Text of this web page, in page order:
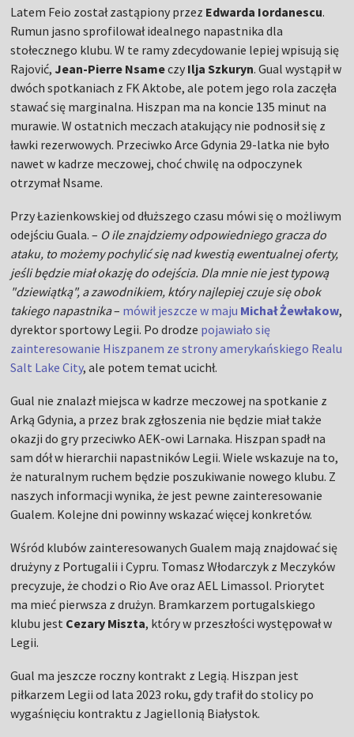
Latem Feio został zastąpiony przez Edwarda Iordanescu.
Rumun jasno sprofilował idealnego napastnika dla
stołecznego klubu. W te ramy zdecydowanie lepiej wpisują się
Rajović, Jean-Pierre Nsameczy Ilja Szkuryn. Gual wystąpił w
dwóch spotkaniach z FK Aktobe, ale potem jego rola zaczęła
stawać się marginalna. Hiszpan ma na koncie 135 minut na
murawie. W ostatnich meczach atakujący nie podnosił się z
ławki rezerwowych. Przeciwko Arce Gdynia 29-latka nie było
nawet w kadrze meczowej, choć chwilę na odpoczynek
otrzymał Nsame.
Przy Łazienkowskiej od dłuższego czasu mówi się o możliwym
odejściu Guala. – O ile znajdziemy odpowiedniego gracza do
ataku, to możemy pochylić się nad kwestią ewentualnej oferty,
jeśli będzie miał okazję do odejścia. Dla mnie nie jest typową
"dziewiątką", a zawodnikiem, który najlepiej czuje się obok
takiego napastnika– mówił jeszcze w maju Michał Żewłakow,
dyrektor sportowy Legii. Po drodze pojawiało się
zainteresowanie Hiszpanem ze strony amerykańskiego Realu
Salt Lake City, ale potem temat ucichł.
Gual nie znalazł miejsca w kadrze meczowej na spotkanie z
Arką Gdynia, a przez brak zgłoszenia nie będzie miał także
okazji do gry przeciwko AEK-owi Larnaka. Hiszpan spadł na
sam dół w hierarchii napastników Legii. Wiele wskazuje na to,
że naturalnym ruchem będzie poszukiwanie nowego klubu. Z
naszych informacji wynika, że jest pewne zainteresowanie
Gualem. Kolejne dni powinny wskazać więcej konkretów.
Wśród klubów zainteresowanych Gualem mają znajdować się
drużyny z Portugalii i Cypru. Tomasz Włodarczyk z Meczyków
precyzuje, że chodzi o Rio Ave oraz AEL Limassol. Priorytet
ma mieć pierwsza z drużyn. Bramkarzem portugalskiego
klubu jest Cezary Miszta, który w przeszłości występował w
Legii.
Gual ma jeszcze roczny kontrakt z Legią. Hiszpan jest
piłkarzem Legii od lata 2023 roku, gdy trafił do stolicy po
wygaśnięciu kontraktu z Jagiellonią Białystok.